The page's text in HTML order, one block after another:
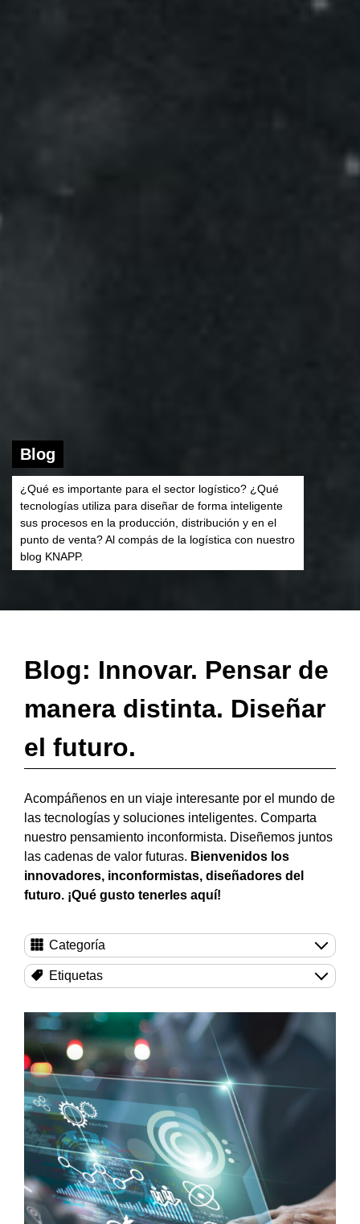
Blog
¿Qué es importante para el sector logístico? ¿Qué
tecnologías utiliza para diseñar de forma inteligente
sus procesos en la producción, distribución y en el
punto de venta? Al compás de la logística con nuestro
blog KNAPP.
Blog: Innovar. Pensar de
manera distinta. Diseñar
el futuro.
Acompáñenos en un viaje interesante por el mundo de
las tecnologías y soluciones inteligentes. Comparta
nuestro pensamiento inconformista. Diseñemos juntos
las cadenas de valor futuras. Bienvenidos los
innovadores, inconformistas, diseñadores del
futuro. ¡Qué gusto tenerles aquí!